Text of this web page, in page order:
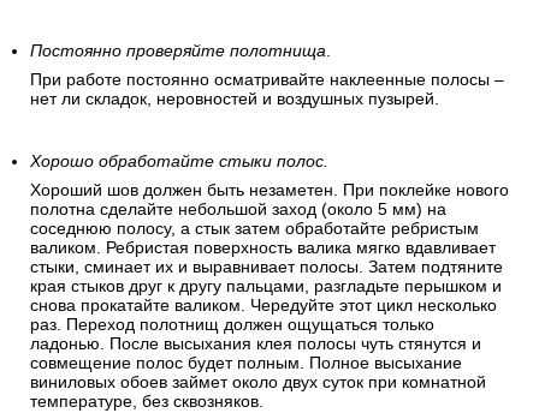
Постоянно проверяйте полотнища.
При работе постоянно осматривайте наклеенные полосы –
нет ли складок, неровностей и воздушных пузырей.
Хорошо обработайте стыки полос.
Хороший шов должен быть незаметен. При поклейке нового
полотна сделайте небольшой заход (около 5 мм) на
соседнюю полосу, а стык затем обработайте ребристым
валиком. Ребристая поверхность валика мягко вдавливает
стыки, сминает их и выравнивает полосы. Затем подтяните
края стыков друг к другу пальцами, разгладьте перышком и
снова прокатайте валиком. Чередуйте этот цикл несколько
раз. Переход полотнищ должен ощущаться только
ладонью. После высыхания клея полосы чуть стянутся и
совмещение полос будет полным. Полное высыхание
виниловых обоев займет около двух суток при комнатной
температуре, без сквозняков.